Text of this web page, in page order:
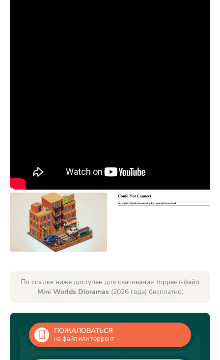
По ссылке ниже доступен для скачивания торрент-файл
Mini Worlds Dioramas (2026 года) бесплатно.
ПОЖАЛОВАТЬСЯ
на файл или торрент